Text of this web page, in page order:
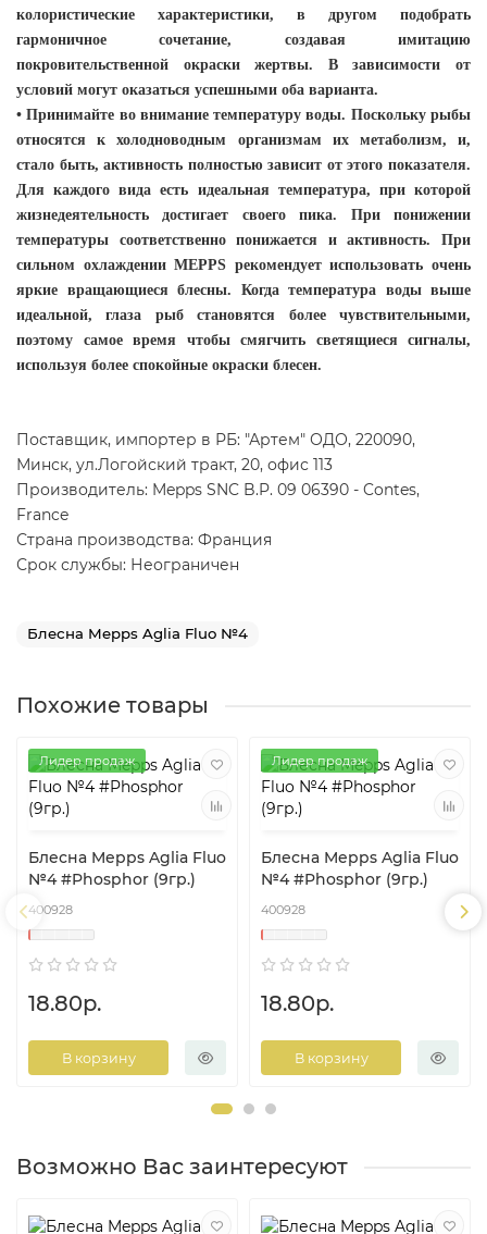
колористические характеристики, в другом подобрать
гармоничное сочетание, создавая имитацию
покровительственной окраски жертвы. В зависимости от
условий могут оказаться успешными оба варианта.
• Принимайте во внимание температуру воды. Поскольку рыбы
относятся к холодноводным организмам их метаболизм, и,
стало быть, активность полностью зависит от этого показателя.
Для каждого вида есть идеальная температура, при которой
жизнедеятельность достигает своего пика. При понижении
температуры соответственно понижается и активность. При
сильном охлаждении MEPPS рекомендует использовать очень
яркие вращающиеся блесны. Когда температура воды выше
идеальной, глаза рыб становятся более чувствительными,
поэтому самое время чтобы смягчить светящиеся сигналы,
используя более спокойные окраски блесен.
Поставщик, импортер в РБ: "Артем" ОДО, 220090,
Минск, ул.Логойский тракт, 20, офис 113
Производитель: Mepps SNC B.P. 09 06390 - Contes,
France
Страна производства: Франция
Срок службы: Неограничен
Блесна Mepps Aglia Fluo №4
Похожие товары
Лидер продаж
Блесна Mepps Aglia Fluo
№4 #Phosphor (9гр.)
400928
18.80р.
В корзину
Лидер продаж
Блесна Mepps Aglia Fluo
№4 #Phosphor (9гр.)
400928
18.80р.
В корзину
Возможно Вас заинтересуют